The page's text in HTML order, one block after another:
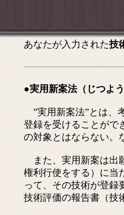
あなたが入力された技
●実用新案法（じつよ
”実用新案法”とは、
登録を受けることがで
の対象とはならない。
また、実用新案は出
権利行使をする）に当
って、その技術が登録
技術評価の報告書（技